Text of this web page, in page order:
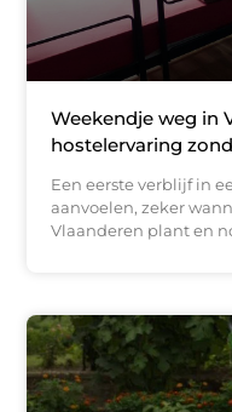
Weekendje weg in
hostelervaring
Een eerste verblijf in
aanvoelen, zeker
Vlaanderen plant en